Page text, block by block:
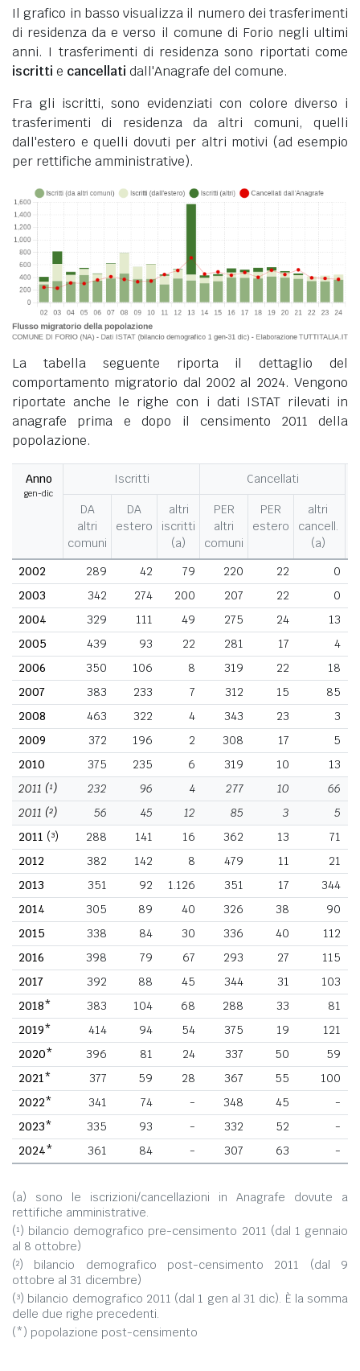
Il grafico in basso visualizza il numero dei trasferimenti
di residenza da e verso il comune di Forio negli ultimi
anni. I trasferimenti di residenza sono riportati come
iscritti e cancellati dall'Anagrafe del comune.
Fra gli iscritti, sono evidenziati con colore diverso i
trasferimenti di residenza da altri comuni, quelli
dall'estero e quelli dovuti per altri motivi (ad esempio
per rettifiche amministrative).
La tabella seguente riporta il dettaglio del
comportamento migratorio dal 2002 al 2024. Vengono
riportate anche le righe con i dati ISTAT rilevati in
anagrafe prima e dopo il censimento 2011 della
popolazione.
Anno
gen-dic
Iscritti
Cancellati
DA
altri
comuni
DA
estero
altri
iscritti
(a)
PER
altri
comuni
PER
estero
altri
cancell.
(a)
2002
289 42 79 220 22
0
2003
342 274 200 207 22
0
2004
329 111 49 275 24
13
2005
439 93 22 281 17
4
2006
350 106 8 319 22
18
2007
383 233 7 312 15
85
2008
463 322 4 343 23
3
2009
372 196 2 308 17
5
2010
375 235 6 319 10
13
2011 (¹) 232 96 4 277 10
66
2011 (²) 56 45 12 85 3
5
2011 (³) 288 141 16 362 13
71
2012
382 142 8 479 11
21
2013
351 92 1.126 351 17
344
2014
305 89 40 326 38
90
2015
338 84 30 336 40
112
2016
398 79 67 293 27
115
2017
392 88 45 344 31
103
2018*
383 104 68 288 33
81
2019*
414 94 54 375 19
121
2020*
396 81 24 337 50
59
2021*
377 59 28 367 55
100
2022*
341 74 - 348 45
-
2023*
335 93 - 332 52
-
2024*
361 84 - 307 63 -
(a) sono le iscrizioni/cancellazioni in Anagrafe dovute a
rettifiche amministrative.
(¹) bilancio demografico pre-censimento 2011 (dal 1 gennaio
al 8 ottobre)
(²) bilancio demografico post-censimento 2011 (dal 9
ottobre al 31 dicembre)
(³) bilancio demografico 2011 (dal 1 gen al 31 dic). È la somma
delle due righe precedenti.
(*) popolazione post-censimento